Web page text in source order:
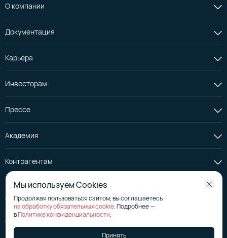
О компании
Документация
Карьера
Инвесторам
Прессе
Академия
Контрагентам
© АО «Селектел», 2008—2026
Лицензия на телематические услуги
№ 176267
Страница эмитента на сайте аккредитованного агентства
Политика в отношении обработки персональных данных
Мы используем Cookies
Продолжая пользоваться сайтом, вы соглашаетесь
на обработку обязательных cookie. Подробнее —
вПолитике конфиденциальности.
Принять